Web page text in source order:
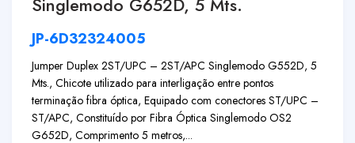
Singlemodo G652D, 5 Mts.
JP-6D32324005
Jumper Duplex 2ST/UPC – 2ST/APC Singlemodo G552D, 5
Mts., Chicote utilizado para interligação entre pontos
terminação fibra óptica, Equipado com conectores ST/UPC –
ST/APC, Constituído por Fibra Óptica Singlemodo OS2
G652D, Comprimento 5 metros,...